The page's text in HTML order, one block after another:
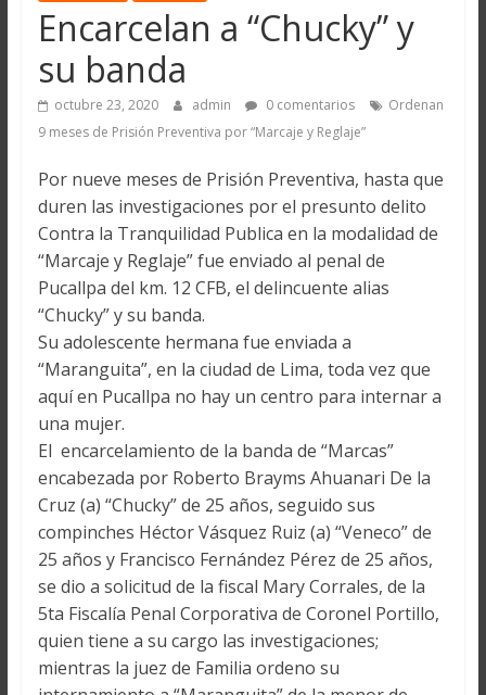
Encarcelan a “Chucky” y
su banda
octubre 23, 2020 admin 0 comentarios
Ordenan
9 meses de Prisión Preventiva por “Marcaje y Reglaje”
Por nueve meses de Prisión Preventiva, hasta que
duren las investigaciones por el presunto delito
Contra la Tranquilidad Publica en la modalidad de
“Marcaje y Reglaje” fue enviado al penal de
Pucallpa del km. 12 CFB, el delincuente alias
“Chucky” y su banda.
Su adolescente hermana fue enviada a
“Maranguita”, en la ciudad de Lima, toda vez que
aquí en Pucallpa no hay un centro para internar a
una mujer.
El encarcelamiento de la banda de “Marcas”
encabezada por Roberto Brayms Ahuanari De la
Cruz (a) “Chucky” de 25 años, seguido sus
compinches Héctor Vásquez Ruiz (a) “Veneco” de
25 años y Francisco Fernández Pérez de 25 años,
se dio a solicitud de la fiscal Mary Corrales, de la
5ta Fiscalía Penal Corporativa de Coronel Portillo,
quien tiene a su cargo las investigaciones;
mientras la juez de Familia ordeno su